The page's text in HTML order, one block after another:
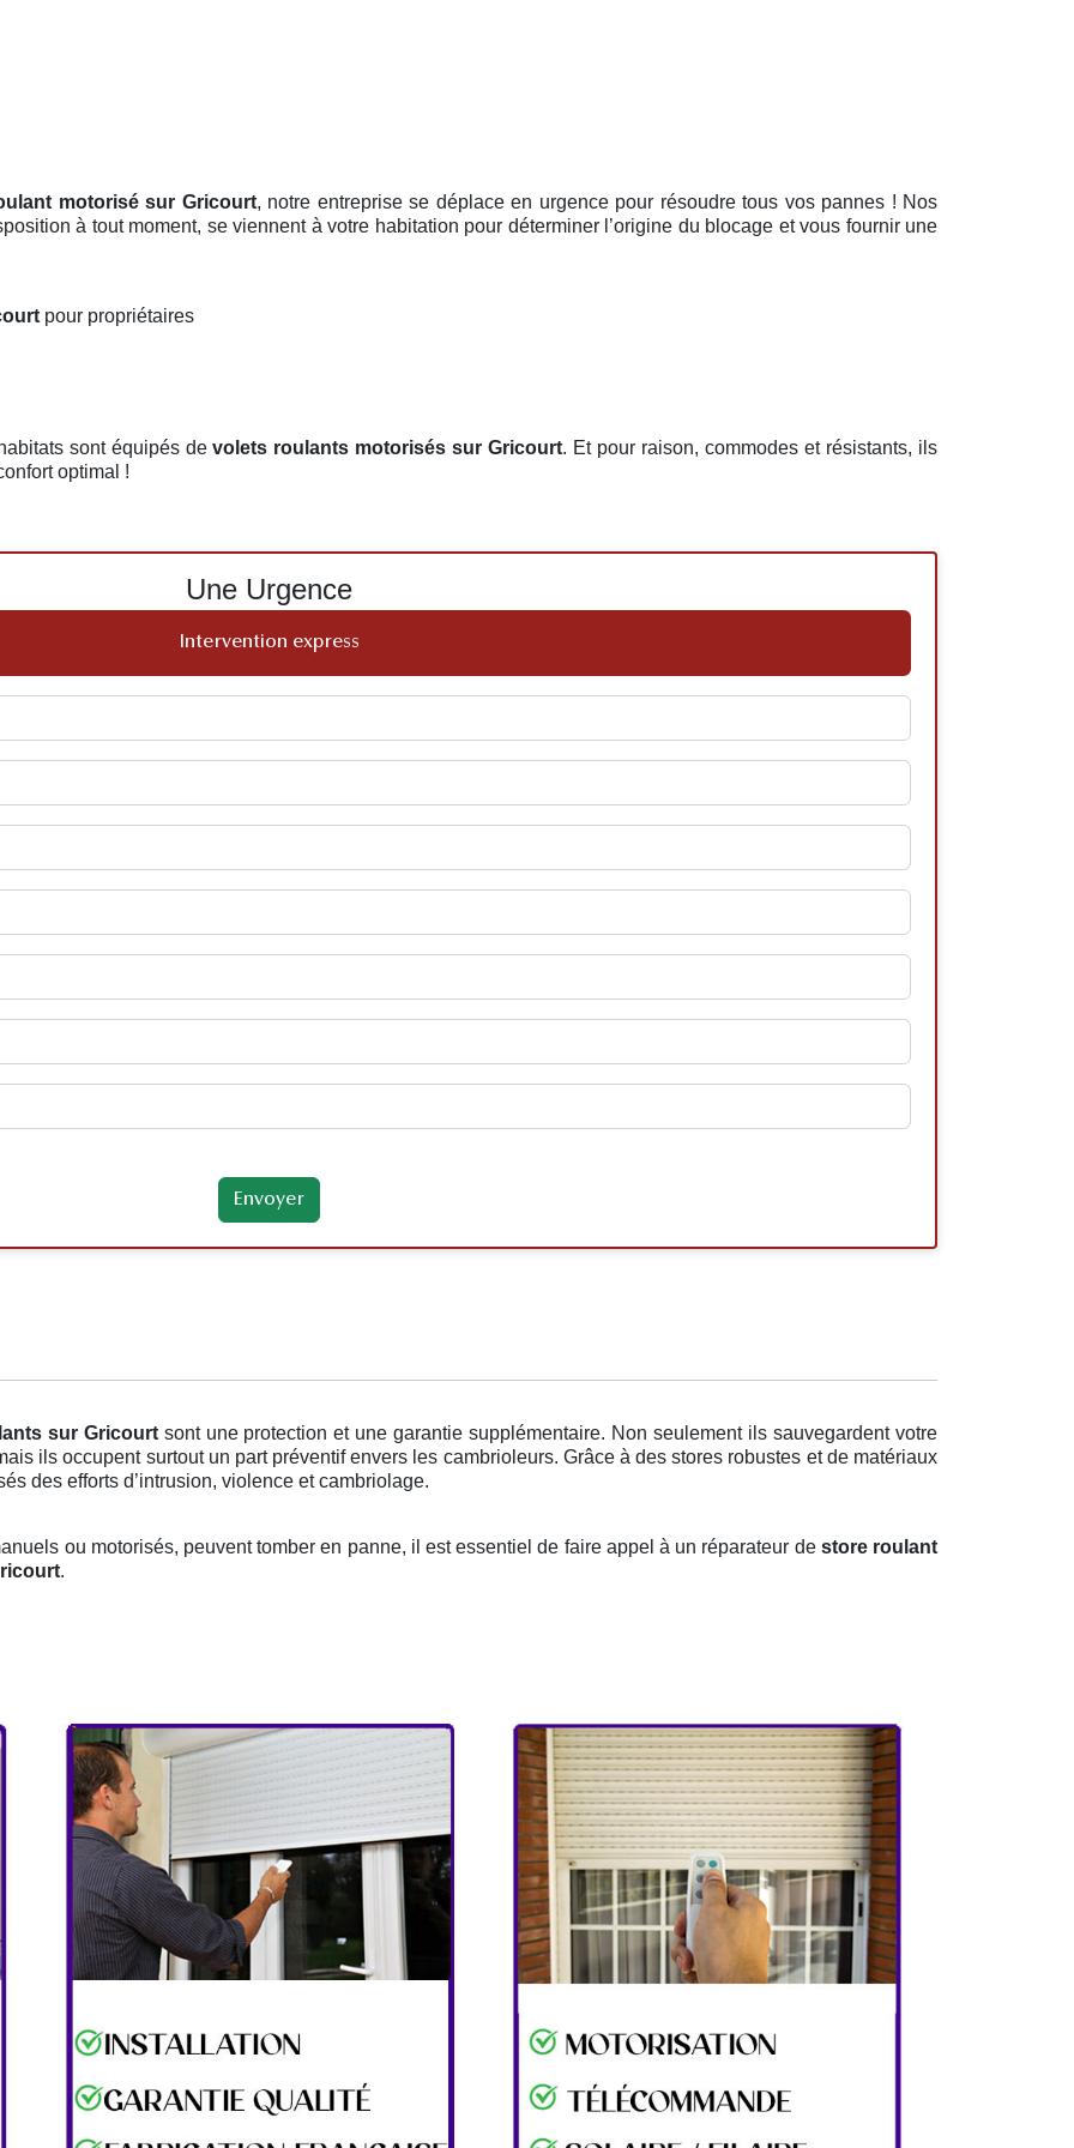
motorisé sur Gricourt, notre entreprise se déplace en urgence pour résoudre tous vos pannes ! Nos
à tout moment, se viennent à votre habitation pour déterminer l’origine du blocage et vous fournir une
pour propriétaires
sont équipés devolets roulants motorisés sur Gricourt. Et pour raison, commodes et résistants, ils
optimal !
Une Urgence
Intervention express
sur Gricourt sont une protection et une garantie supplémentaire. Non seulement ils sauvegardent votre
ils occupent surtout un part préventif envers les cambrioleurs. Grâce à des stores robustes et de matériaux
des efforts d’intrusion, violence et cambriolage.
ou motorisés, peuvent tomber en panne, il est essentiel de faire appel à un réparateur de store roulant
.